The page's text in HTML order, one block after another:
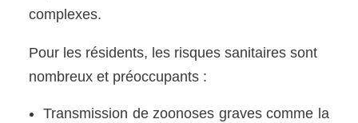
complexes.
Pour les résidents, les risques sanitaires sont
nombreux et préoccupants :
Transmission de zoonoses graves comme la